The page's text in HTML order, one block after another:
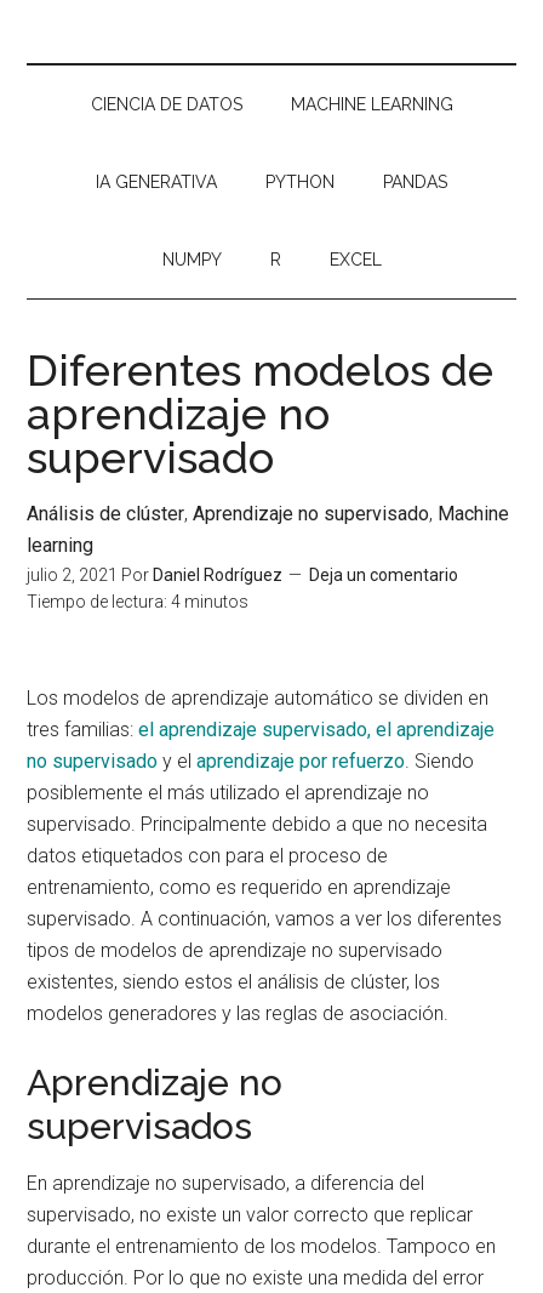
CIENCIA DE DATOS MACHINE LEARNING
IA GENERATIVA PYTHON PANDAS
NUMPY R EXCEL
Diferentes modelos de
aprendizaje no
supervisado
Análisis de clúster,Aprendizaje no supervisado, Machine
learning
julio 2, 2021 Por Daniel Rodríguez
Deja un comentario
Tiempo de lectura: 4 minutos
Los modelos de aprendizaje automático se dividen en
tres familias:el aprendizaje supervisado, el aprendizaje
no supervisado y elaprendizaje por refuerzo. Siendo
posiblemente el más utilizado el aprendizaje no
supervisado. Principalmente debido a que no necesita
datos etiquetados con para el proceso de
entrenamiento, como es requerido en aprendizaje
supervisado. A continuación, vamos a ver los diferentes
tipos de modelos de aprendizaje no supervisado
existentes, siendo estos el análisis de clúster, los
modelos generadores y las reglas de asociación.
Aprendizaje no
supervisados
En aprendizaje no supervisado, a diferencia del
supervisado, no existe un valor correcto que replicar
durante el entrenamiento de los modelos. Tampoco en
producción. Por lo que no existe una medida del error